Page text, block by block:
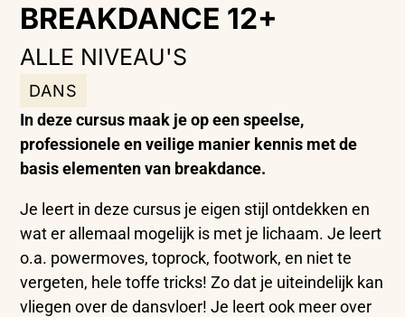
BREAKDANCE 12+
ALLE NIVEAU'S
DANS
In deze cursus maak je op een speelse,
professionele en veilige manier kennis met de
basis elementen van breakdance.
Je leert in deze cursus je eigen stijl ontdekken en
wat er allemaal mogelijk is met je lichaam. Je leert
o.a. powermoves, toprock, footwork, en niet te
vergeten, hele toffe tricks! Zo dat je uiteindelijk kan
vliegen over de dansvloer! Je leert ook meer over